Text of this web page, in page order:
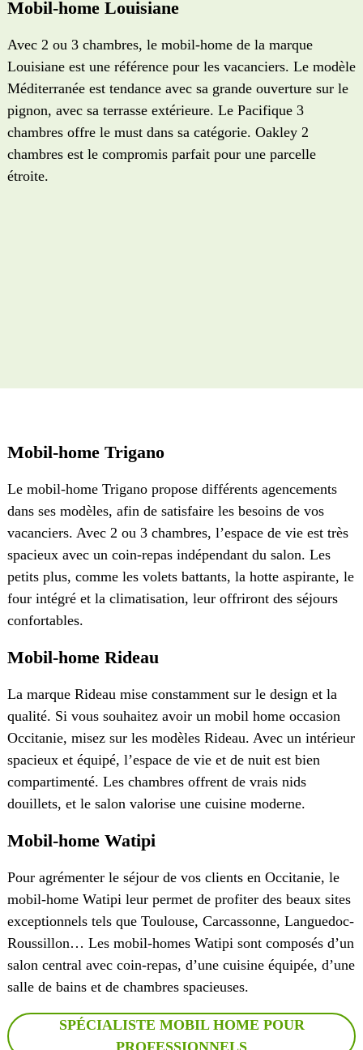
Mobil-home Louisiane
Avec 2 ou 3 chambres, le mobil-home de la marque
Louisiane est une référence pour les vacanciers. Le modèle
Méditerranée est tendance avec sa grande ouverture sur le
pignon, avec sa terrasse extérieure. Le Pacifique 3
chambres offre le must dans sa catégorie. Oakley 2
chambres est le compromis parfait pour une parcelle
étroite.
Mobil-home Trigano
Le mobil-home Trigano propose différents agencements
dans ses modèles, afin de satisfaire les besoins de vos
vacanciers. Avec 2 ou 3 chambres, l’espace de vie est très
spacieux avec un coin-repas indépendant du salon. Les
petits plus, comme les volets battants, la hotte aspirante, le
four intégré et la climatisation, leur offriront des séjours
confortables.
Mobil-home Rideau
La marque Rideau mise constamment sur le design et la
qualité. Si vous souhaitez avoir un mobil home occasion
Occitanie, misez sur les modèles Rideau. Avec un intérieur
spacieux et équipé, l’espace de vie et de nuit est bien
compartimenté. Les chambres offrent de vrais nids
douillets, et le salon valorise une cuisine moderne.
Mobil-home Watipi
Pour agrémenter le séjour de vos clients en Occitanie, le
mobil-home Watipi leur permet de profiter des beaux sites
exceptionnels tels que Toulouse, Carcassonne, Languedoc-
Roussillon… Les mobil-homes Watipi sont composés d’un
salon central avec coin-repas, d’une cuisine équipée, d’une
salle de bains et de chambres spacieuses.
SPÉCIALISTE MOBIL HOME POUR
PROFESSIONNELS